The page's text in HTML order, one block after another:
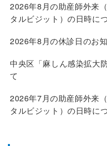
2026年8月の助産師外来
タルビジット）の日時に
2026年8月の休診日のお
中央区「麻しん感染拡大
て
2026年7月の助産師外来
タルビジット）の日時に